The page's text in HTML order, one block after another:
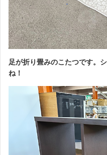
足が折り畳みのこたつです。
ね！